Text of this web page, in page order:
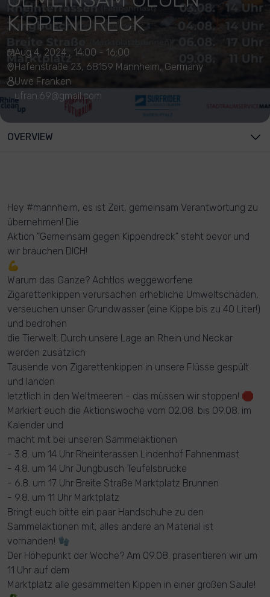
KIPPENDRECK
Aug 4, 2024 , 14:00 - 16:00
Hafenstraße 23, 68159 Mannheim, Germany
Uwe Franken
ufran.69@gmail.com
OVERVIEW
Hey #mannheim, es ist Zeit, gemeinsam Verantwortung zu
übernehmen! Die
Aktion "Gemeinsam gegen Kippendreck" steht bevor und
wir brauchen DICH!
💪
Warum das Ganze? Achtlos weggeworfene
Zigarettenkippen verursachen erhebliche Umweltschäden,
verseuchen unser Grundwasser (eine Kippe bis zu 40 Liter!)
und bedrohen
die Tierwelt. Durch unsere Lage an Rhein und Neckar
werden zusätzlich
Tausende von Zigarettenkippen in unsere Flüsse gespült
und landen
letztlich in den Weltmeeren - das müssen wir stoppen! 🛑
Markiert euch die Aktionswoche vom 02.08. bis 09.08. im
Kalender und
macht mit bei unseren Sammelaktionen
- 3.8. um 14 Uhr Rheinterassen Lindenhof Fahnenmast
- 4.8. um 14 Uhr Jungbusch Teufelsbrücke
- 6.8. um 17 Uhr Breite Straße Marktplatz Brunnen
- 9.8. um 11 Uhr Marktplatz
Bringt euch bitte ein paar Handschuhe zu den
Sammelaktionen mit, alles andere an Material ist
vorhanden! 🧤
Der Höhepunkt der Woche? Am 09.08. präsentieren wir um
11 Uhr auf dem
Marktplatz alle gesammelten Kippen in einer großen Säule!